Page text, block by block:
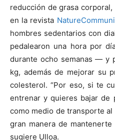
reducción de grasa
en la revista Nature
hombres sedentarios con
pedalearon una hora por
durante ocho semanas — y
kg, además de mejorar su
colesterol. “Por eso, si te
entrenar yquieres bajar de
como medio de transporte
gran manera de
sugiere Ulloa.